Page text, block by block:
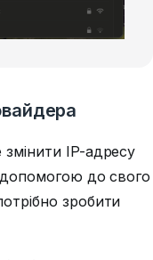
IP-адресу
допомогою до свого
зробити